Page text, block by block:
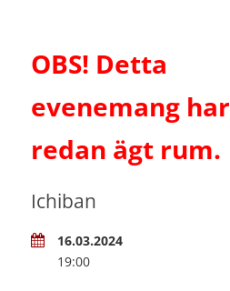
OBS! Detta
evenemang har
redan ägt rum.
Ichiban
16.03.2024
19:00